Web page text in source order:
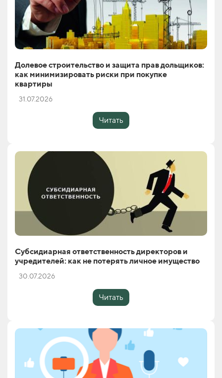
Долевое строительство и защита прав дольщиков:
как минимизировать риски при покупке
квартиры
31.07.2026
Читать
Субсидиарная ответственность директоров и
учредителей: как не потерять личное имущество
30.07.2026
Читать